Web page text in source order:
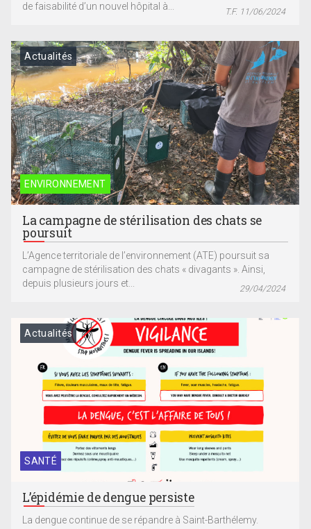
de faisabilité d’un nouvel hôpital à...
T.F. 11/06/2024
ENVIRONNEMENT
Actualités
La campagne de stérilisation des chats se
poursuit
L’Agence territoriale de l’environnement (ATE) poursuit sa
campagne de stérilisation des chats « divagants ». Ainsi,
depuis plusieurs jours et...
29/04/2024
SANTÉ
Actualités
L’épidémie de dengue persiste
La dengue continue de se répandre à Saint-Barthélemy.